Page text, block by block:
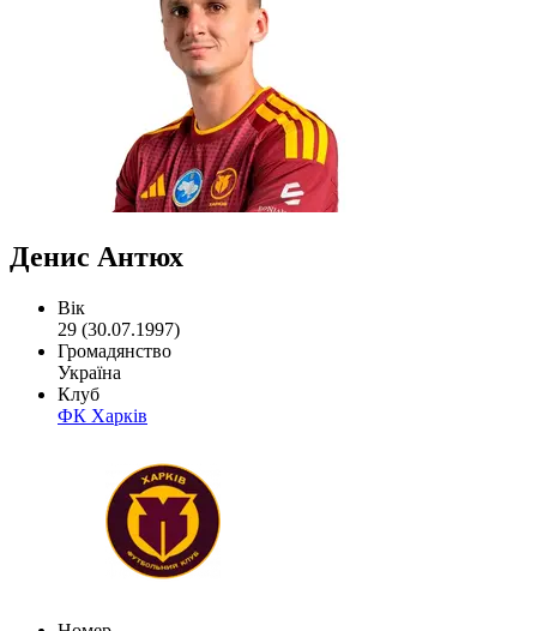
Денис Антюх
Вік
29 (30.07.1997)
Громадянство
Україна
Клуб
ФК Харків